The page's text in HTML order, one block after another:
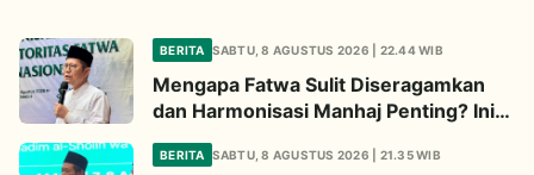
BERITA SABTU, 8 AGUSTUS 2026 | 22.44 WIB
Mengapa Fatwa Sulit Diseragamkan
dan Harmonisasi Manhaj Penting? Ini
BERITA SABTU, 8 AGUSTUS 2026 | 21.35 WIB